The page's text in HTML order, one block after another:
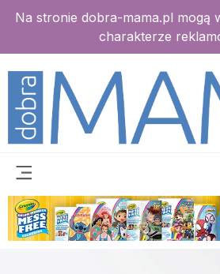
Na stronie dobra-mama.pl mogą
charakterze